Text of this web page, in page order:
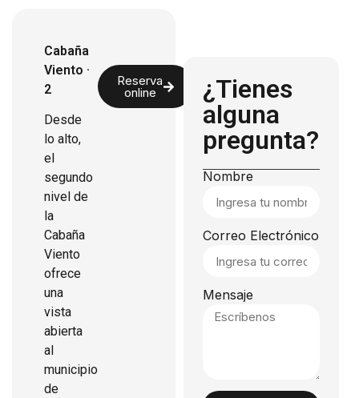
Cabaña
Viento ·
2
Desde
lo alto,
el
segundo
nivel de
la
Cabaña
Viento
ofrece
una
vista
abierta
al
municipio
de
Reserva
online
¿Tienes
alguna
pregunta?
Nombre
Correo Electrónico
Mensaje